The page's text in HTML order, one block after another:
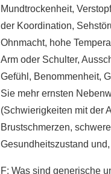
Mundtrockenheit,
der Koordination,
Ohnmacht, hohe
Arm oder Schulter,
Gefühl, Benommenheit,
Sie mehr ernsten
(Schwierigkeiten mit der
Brustschmerzen,
Gesundheitszustand
F: Was sind generische